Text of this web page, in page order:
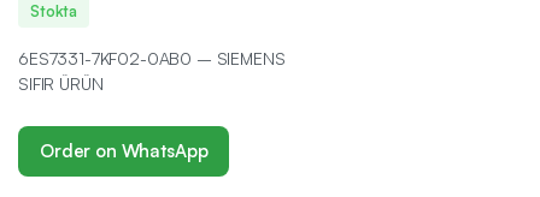
Stokta
6ES7331-7KF02-0AB0 – SIEMENS
SIFIR ÜRÜN
Order on WhatsApp